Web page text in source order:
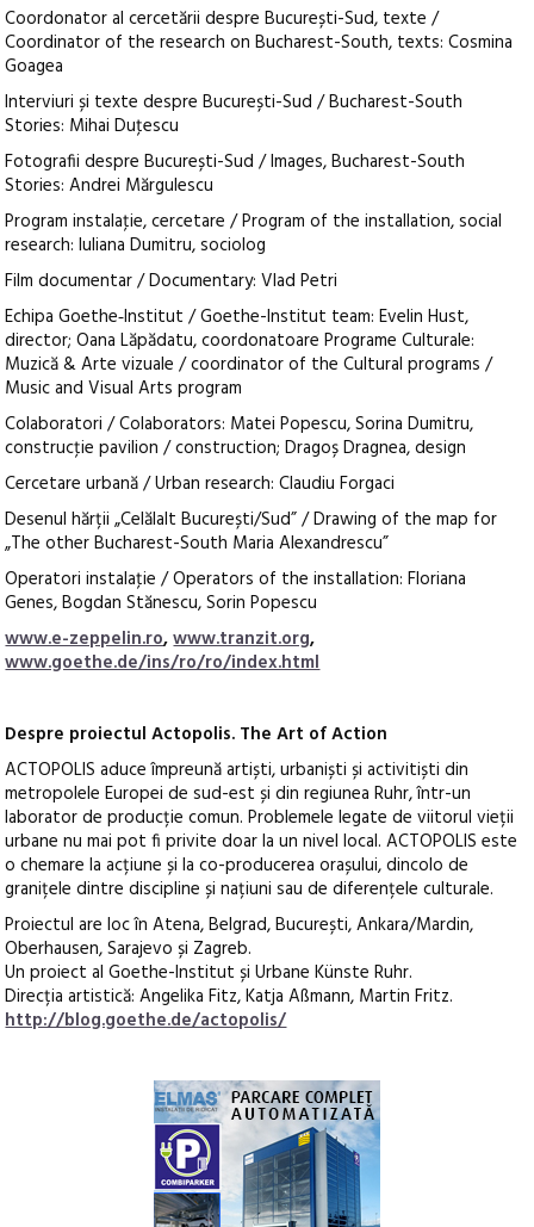
Coordonator al cercetării despre București-Sud, texte /
Coordinator of the research on Bucharest-South, texts: Cosmina
Goagea
Interviuri și texte despre București-Sud / Bucharest-South
Stories: Mihai Duţescu
Fotografii despre București-Sud / Images, Bucharest-South
Stories: Andrei Mărgulescu
Program instalaţie, cercetare / Program of the installation, social
research: Iuliana Dumitru, sociolog
Film documentar / Documentary: Vlad Petri
Echipa Goethe‑Institut / Goethe-Institut team: Evelin Hust,
director; Oana Lăpădatu, coordonatoare Programe Culturale:
Muzică & Arte vizuale / coordinator of the Cultural programs /
Music and Visual Arts program
Colaboratori / Colaborators: Matei Popescu, Sorina Dumitru,
construcţie pavilion / construction; Dragoș Dragnea, design
Cercetare urbană / Urban research: Claudiu Forgaci
Desenul hărții „Celălalt București/Sud” / Drawing of the map for
„The other Bucharest-South Maria Alexandrescu”
Operatori instalaţie / Operators of the installation: Floriana
Genes, Bogdan Stănescu, Sorin Popescu
www.e-zeppelin.ro,www.tranzit.org,
www.goethe.de/ins/ro/ro/index.html
Despre proiectul Actopolis. The Art of Action
ACTOPOLIS aduce împreună artiști, urbaniști și activitiști din
metropolele Europei de sud-est și din regiunea Ruhr, într-un
laborator de producție comun. Problemele legate de viitorul vieții
urbane nu mai pot fi privite doar la un nivel local. ACTOPOLIS este
o chemare la acțiune și la co-producerea orașului, dincolo de
granițele dintre discipline și națiuni sau de diferențele culturale.
Proiectul are loc în Atena, Belgrad, București, Ankara/Mardin,
Oberhausen, Sarajevo și Zagreb.
Un proiect al Goethe-Institut și Urbane Künste Ruhr.
Direcția artistică: Angelika Fitz, Katja Aßmann, Martin Fritz.
http://blog.goethe.de/actopolis/